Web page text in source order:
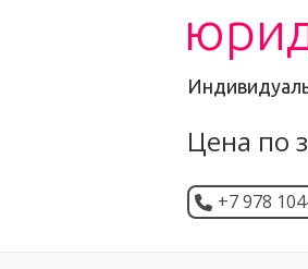
Цена по
+7 978